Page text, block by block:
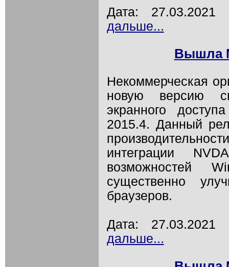
Дата:
дальше...
Вышла
Некоммерческая
новую версию
экранного
2015.4. Данный
интеграции
возможностей
существенно
браузеров.
Дата:
дальше...